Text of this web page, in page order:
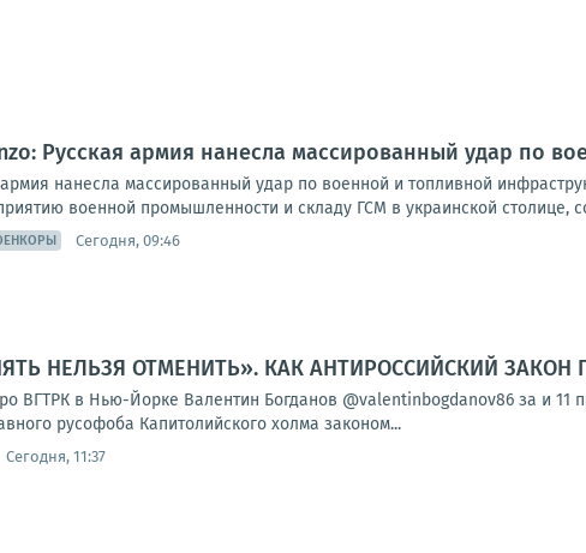
Русская армия нанесла массированный удар по
армия нанесла массированный удар по военной и топливной
военной промышленности и складу ГСМ в украинской столице,
Сегодня, 09:46
НЕЛЬЗЯ ОТМЕНИТЬ». КАК АНТИРОССИЙСКИЙ
ВГТРК в Нью-Йорке Валентин Богданов @valentinbogdanov86 за и 11
русофоба Капитолийского холма законом...
Сегодня, 11:37